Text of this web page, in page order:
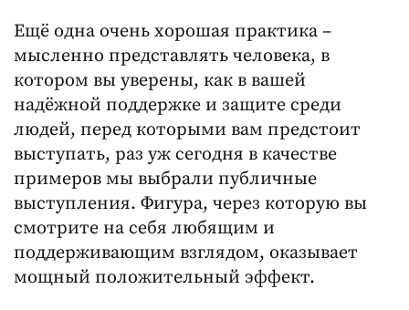
Ещё одна очень хорошая практика –
мысленно представлять человека, в
котором вы уверены, как в вашей
надёжной поддержке и защите среди
людей, перед которыми вам предстоит
выступать, раз уж сегодня в качестве
примеров мы выбрали публичные
выступления. Фигура, через которую вы
смотрите на себя любящим и
поддерживающим взглядом, оказывает
мощный положительный эффект.